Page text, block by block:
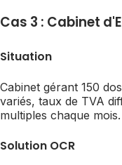
Cas 3 : Cabinet
Situation
Cabinet gérant 150
variés, taux de TVA
multiples chaque mois.
Solution OCR